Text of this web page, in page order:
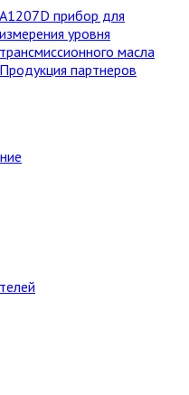
А1207D прибор для
измерения уровня
трансмиссионного масла
Продукция партнеров